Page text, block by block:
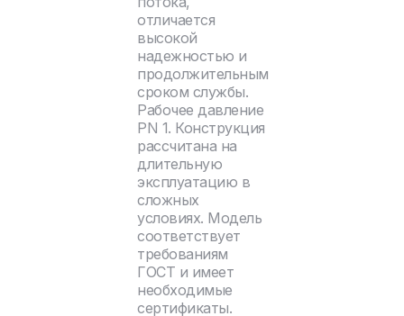
отличается
высокой
надежностью и
продолжительным
сроком службы.
Рабочее давление
PN 1. Конструкция
рассчитана на
длительную
эксплуатацию в
сложных
условиях. Модель
соответствует
требованиям
ГОСТ и имеет
необходимые
сертификаты.